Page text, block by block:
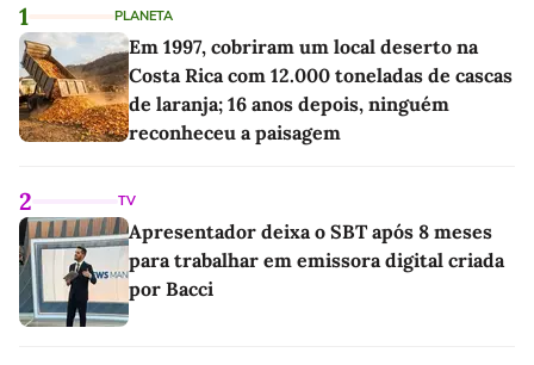
1 PLANETA
Em 1997, cobriram um local deserto na
Costa Rica com 12.000 toneladas de cascas
de laranja; 16 anos depois, ninguém
reconheceu a paisagem
2 TV
Apresentador deixa o SBT após 8 meses
para trabalhar em emissora digital criada
por Bacci